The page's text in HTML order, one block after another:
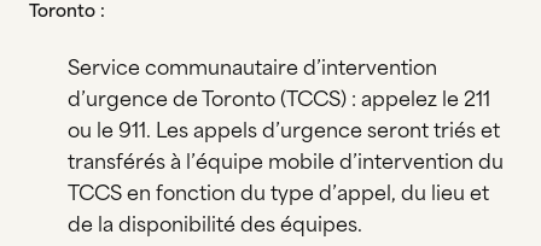
Toronto :
Service communautaire d’intervention
d’urgence de Toronto (TCCS) : appelez le 211
ou le 911. Les appels d’urgence seront triés et
transférés à l’équipe mobile d’intervention du
TCCS en fonction du type d’appel, du lieu et
de la disponibilité des équipes.